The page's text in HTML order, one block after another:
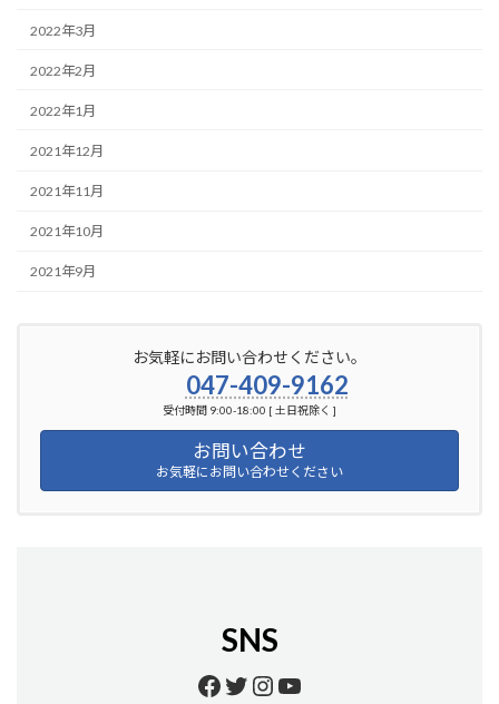
2022年3月
2022年2月
2022年1月
2021年12月
2021年11月
2021年10月
2021年9月
お気軽にお問い合わせください。
047-409-9162
受付時間 9:00-18:00 [ 土日祝除く ]
お問い合わせ
お気軽にお問い合わせください
SNS
Facebook
Twitter
Instagram
YouTube